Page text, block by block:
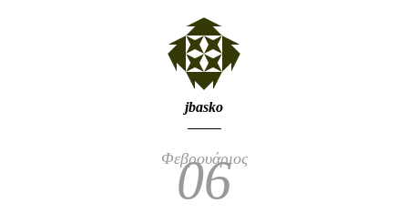
jbasko
Φεβρουάριος
06